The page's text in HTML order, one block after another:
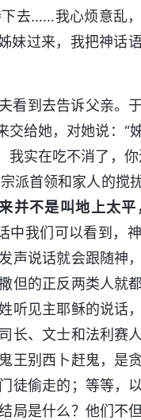
去……我心烦意乱
妹过来，我把神话
看到去告诉父亲。
给她，对她说：“
实在吃不消了，
派首领和家人的搅
并不是叫地上太平
中我们可以看到，
声说话就会跟随神
但的正反两类人就
见主耶稣的说话
长、文士和法利赛
王别西卜赶鬼，是
徒偷走的；等等，
是什么？他们不